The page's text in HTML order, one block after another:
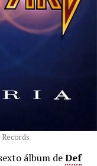
álbum deDef